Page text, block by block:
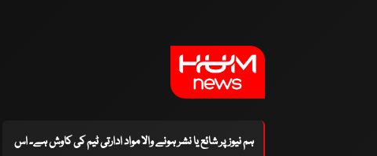
ہم نیوز پر شائع یا نشر ہونے والا مواد ادارتی ٹیم کی کاوش ہے۔ اس